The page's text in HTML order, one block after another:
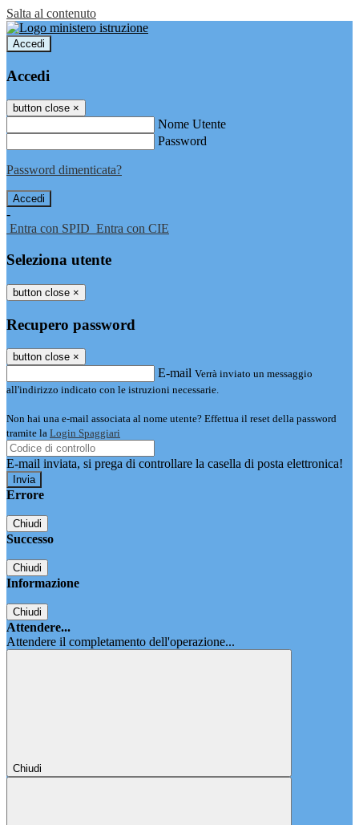
Salta al contenuto
Accedi
Accedi
button close ×
Nome Utente
Password
Password dimenticata?
-
Entra con SPID Entra con CIE
Seleziona utente
button close ×
Recupero password
button close ×
E-mail Verrà inviato un messaggio
all'indirizzo indicato con le istruzioni necessarie.
Non hai una e-mail associata al nome utente? Effettua il reset della password
tramite la Login Spaggiari
E-mail inviata, si prega di controllare la casella di posta elettronica!
Errore
Chiudi
Successo
Chiudi
Informazione
Chiudi
Attendere...
Attendere il completamento dell'operazione...
Chiudi